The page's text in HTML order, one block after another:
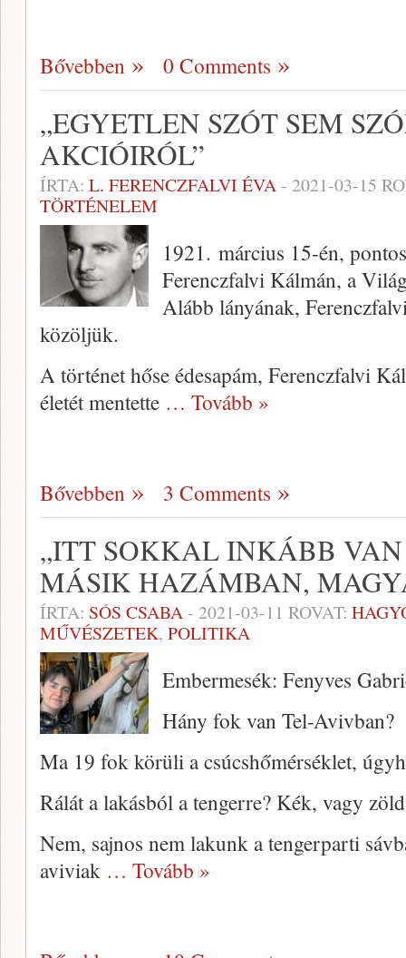
Bővebben 0 Comments
„EGYETLEN SZÓT SEM
AKCIÓIRÓL”
ÍRTA: L. FERENCZFALVI ÉVA- 2021-03-15
TÖRTÉNELEM
1921. március 15-én,
Ferenczfalvi Kálmán, a
Alább lányának,
közöljük.
A történet hőse édesapám, Ferenczfalvi
életét mentette … Tovább »
Bővebben 3 Comments
„ITT SOKKAL INKÁBB
MÁSIK HAZÁMBAN,
ÍRTA: SÓS CSABA- 2021-03-11 ROVAT:
MŰVÉSZETEK, POLITIKA
Embermesék: Fenyves
Hány fok van Tel-Avivban?
Ma 19 fok körüli a csúcshőmérséklet,
Rálát a lakásból a tengerre? Kék, vagy
Nem, sajnos nem lakunk a tengerparti
aviviak … Tovább »